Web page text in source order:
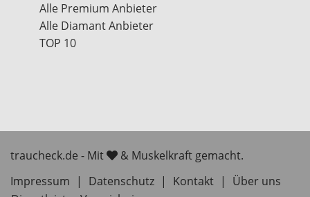
Alle Premium Anbieter
Alle Diamant Anbieter
TOP 10
traucheck.de - Mit
& Muskelkraft gemacht.
Impressum
| Datenschutz | Kontakt |
Über uns